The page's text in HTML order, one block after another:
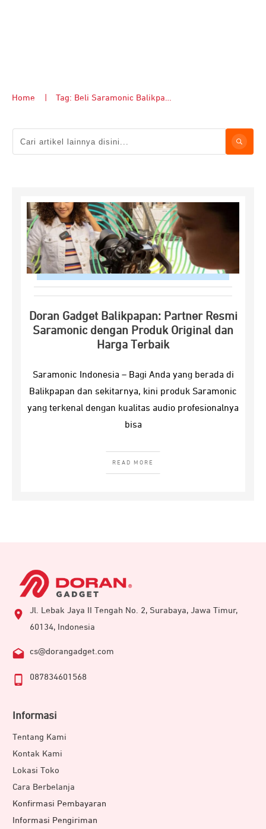
Home Tag: Beli Saramonic Balikpapan
Doran Gadget Balikpapan: Partner Resmi
Saramonic dengan Produk Original dan
Harga Terbaik
Saramonic Indonesia – Bagi Anda yang berada di
Balikpapan dan sekitarnya, kini produk Saramonic
yang terkenal dengan kualitas audio profesionalnya
bisa
READ MORE
Jl. Lebak Jaya II Tengah No. 2, Surabaya, Jawa Timur,
60134, Indonesia
cs@dorangadget.com
087834601568
Informasi
Tentang Kami
Kontak Kami
Lokasi Toko
Cara Berbelanja
Konfirmasi Pembayaran
Informasi Pengiriman